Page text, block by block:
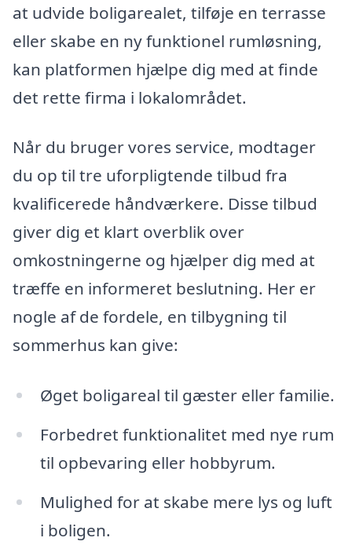
at udvide boligarealet, tilføje en terrasse
eller skabe en ny funktionel rumløsning,
kan platformen hjælpe dig med at finde
det rette firma i lokalområdet.
Når du bruger vores service, modtager
du op til tre uforpligtende tilbud fra
kvalificerede håndværkere. Disse tilbud
giver dig et klart overblik over
omkostningerne og hjælper dig med at
træffe en informeret beslutning. Her er
nogle af de fordele, en tilbygning til
sommerhus kan give:
Øget boligareal til gæster eller familie.
Forbedret funktionalitet med nye rum
til opbevaring eller hobbyrum.
Mulighed for at skabe mere lys og luft
i boligen.